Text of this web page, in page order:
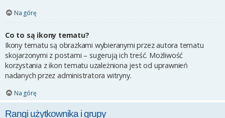
Na górę
Co to są ikony tematu?
Ikony tematu są obrazkami wybieranymi przez autora tematu
skojarzonymi z postami – sugerują ich treść. Możliwość
korzystania z ikon tematu uzależniona jest od uprawnień
nadanych przez administratora witryny.
Na górę
Rangi użytkownika i grupy